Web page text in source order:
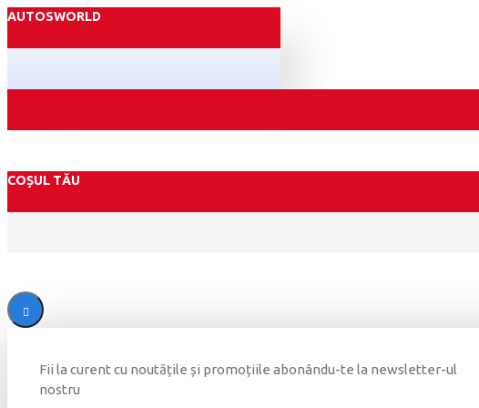
AUTOSWORLD
COȘUL TĂU
Fii la curent cu noutățile și promoțiile abonându-te la newsletter-ul
nostru